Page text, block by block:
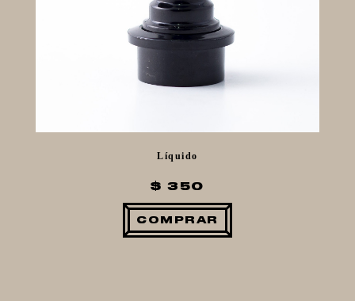
Líquido
$ 350
COMPRAR